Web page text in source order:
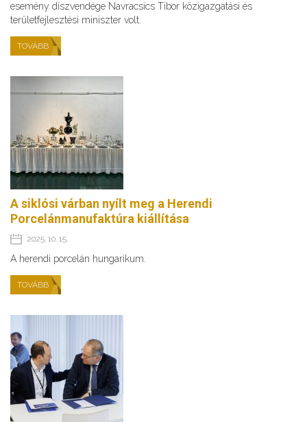
esemény díszvendége Navracsics Tibor közigazgatási és
területfejlesztési miniszter volt.
TOVÁBB
A siklósi várban nyílt meg a Herendi
Porcelánmanufaktúra kiállítása
2025. 10. 15.
A herendi porcelán hungarikum.
TOVÁBB